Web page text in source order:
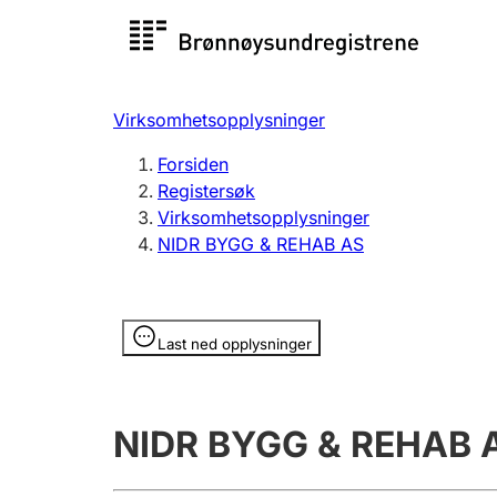
Registersøk
Registrere, endre, slette
Virksomhetsopplysninger
Forsiden
Registersøk
Virksomhetsopplysninger
NIDR BYGG & REHAB AS
Last ned opplysninger
Opplysninger er skjult
NIDR BYGG & REHAB